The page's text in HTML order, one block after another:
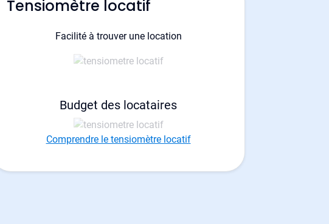
Tensiomètre locatif
Facilité à trouver une location
Budget des locataires
Comprendre le tensiomètre locatif